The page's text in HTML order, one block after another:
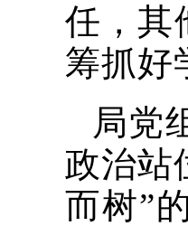
任，其
筹抓好
局党
政治站
而树”